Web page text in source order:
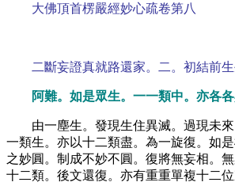
大佛頂首楞嚴經妙心疏卷第八
二斷妄證真就路還家。二。初結前
阿難。如是眾生。一一類中。亦各
由一塵生。發現生住異滅。過現未
一類生。亦以十二類盡。為一旋復。如
之妙圓。制成不妙不圓。復將無妄相。
十二類。後文還復。亦有重重單複十二位